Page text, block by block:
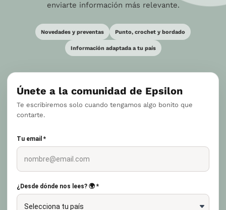
enviarte información más relevante.
Novedades y preventas Punto, crochet y bordado
Información adaptada a tu país
Únete a la comunidad de Epsilon
Te escribiremos solo cuando tengamos algo bonito que
contarte.
Tu email *
¿Desde dónde nos lees? 🌍 *